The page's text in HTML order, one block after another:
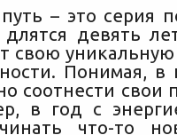
– это серия
длятся девять
свою
Понимая, в
соотнести
в год с
что-то